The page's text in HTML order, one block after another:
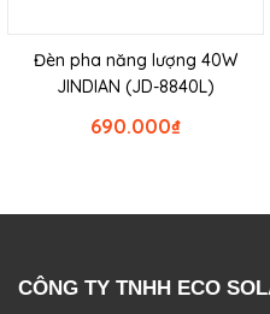
Đèn pha năng lượng 40W
JINDIAN (JD-8840L)
₫
690.000
CÔNG TY TNHH ECO